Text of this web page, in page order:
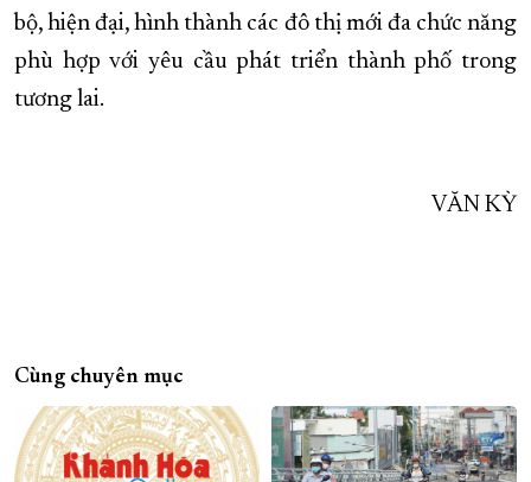
bộ, hiện đại, hình thành các đô thị mới đa chức năng
phù hợp với yêu cầu phát triển thành phố trong
tương lai.
VĂN KỲ
Cùng chuyên mục